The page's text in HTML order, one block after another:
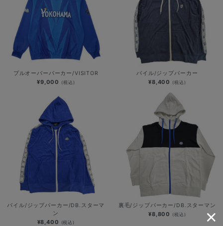
プルオーバーパーカー/VISITOR
¥9,000 (税込)
パイル/ジップパーカー
¥8,400 (税込)
パイル/ジップパーカー/DB.スターマ
ン
¥8,400 (税込)
裏毛/ジップパーカー/DB.スターマン
¥8,800 (税込)